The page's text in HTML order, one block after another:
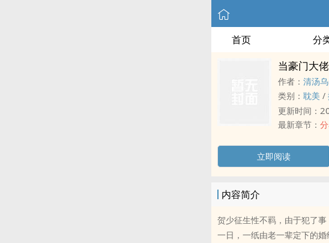
首页 分
当豪门大
作者： 清汤
类别： ‌耽​‎‌美­ /
更新时间：
最新章节：
立即阅读
内容简介
贺少征生性不羁，由于犯了事
一日，一纸由老一辈定下的婚